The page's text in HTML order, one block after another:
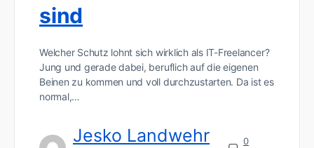
sind
Welcher Schutz lohnt sich wirklich als IT-Freelancer?
Jung und gerade dabei, beruflich auf die eigenen
Beinen zu kommen und voll durchzustarten. Da ist es
normal,…
Jesko Landwehr
0